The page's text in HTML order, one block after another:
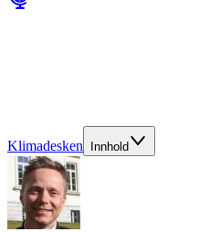
Klimadesken Innhold